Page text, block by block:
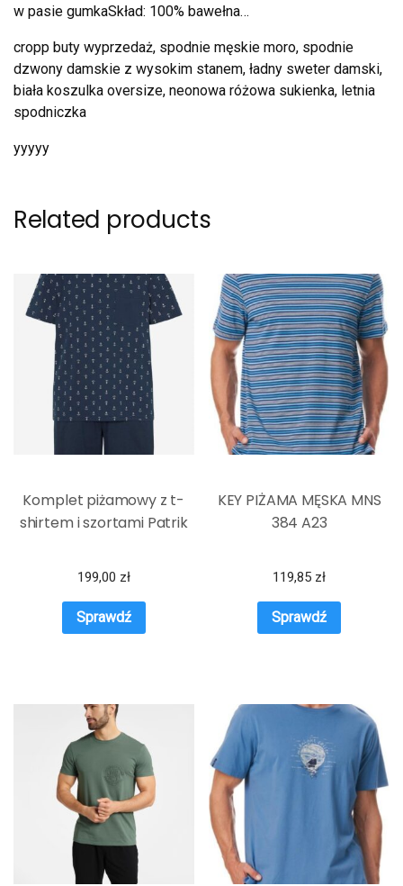
w pasie gumkaSkład: 100% bawełna…
cropp buty wyprzedaż, spodnie męskie moro, spodnie
dzwony damskie z wysokim stanem, ładny sweter damski,
biała koszulka oversize, neonowa różowa sukienka, letnia
spodniczka
yyyyy
Related products
Komplet piżamowy z t-
shirtem i szortami Patrik
199,00 zł
Sprawdź
KEY PIŻAMA MĘSKA MNS
384 A23
119,85 zł
Sprawdź